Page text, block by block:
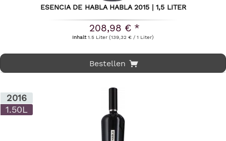
ESENCIA DE HABLA HABLA 2015 | 1,5 LITER
208,98 € *
Inhalt1.5 Liter(139,32 € / 1 Liter)
Bestellen
2016
1.50L